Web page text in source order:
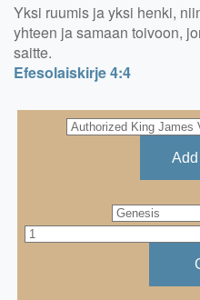
Yksi ruumis ja yksi henki,
yhteen ja samaan toivoon,
saitte.
Efesolaiskirje 4:4